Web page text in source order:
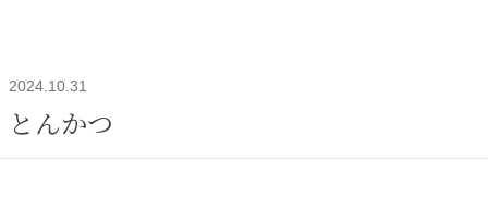
2024.10.31
とんかつ